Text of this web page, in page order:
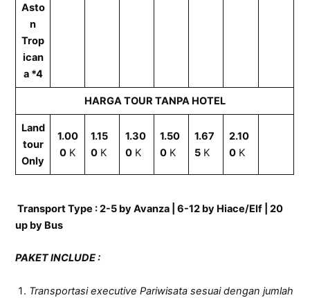
Asto
n
Trop
ican
a *4
HARGA TOUR TANPA HOTEL
Land
tour
Only
1.00
0K
1.15
0K
1.30
0K
1.50
0K
1.67
5K
2.10
0K
Transport Type : 2-5 by Avanza | 6-12 by Hiace/Elf | 20
up by Bus
PAKET INCLUDE:
Transportasi executive Pariwisata sesuai dengan jumlah